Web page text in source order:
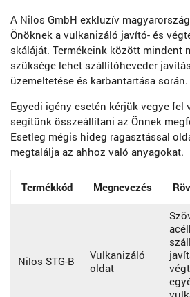
A Nilos GmbH exkluzív
Önöknek a vulkanizáló javító- és
skáláját. Termékeink között mindent
szüksége lehet szállítóheveder
üzemeltetése és karbantartása során.
Egyedi igény esetén kérjük vegye fel
segítünk összeállítani az Önnek
Esetleg mégis hideg ragasztással
megtalálja az ahhoz való anyagokat.
Termékkód Megnevezés
Nilos STG-B
Vulkanizáló
oldat